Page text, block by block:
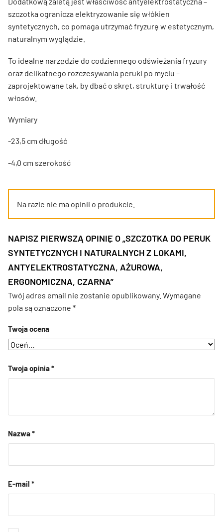
szczotka ogranicza elektryzowanie się włókien
syntetycznych, co pomaga utrzymać fryzurę w estetycznym,
naturalnym wyglądzie.
To idealne narzędzie do codziennego odświeżania fryzury
oraz delikatnego rozczesywania peruki po myciu –
zaprojektowane tak, by dbać o skręt, strukturę i trwałość
włosów.
Wymiary
-23,5 cm długość
-4,0 cm szerokość
Na razie nie ma opinii o produkcie.
NAPISZ PIERWSZĄ OPINIĘ O „SZCZOTKA DO PERUK
SYNTETYCZNYCH I NATURALNYCH Z LOKAMI,
ANTYELEKTROSTATYCZNA, AŻUROWA,
ERGONOMICZNA, CZARNA”
Twój adres email nie zostanie opublikowany. Wymagane
pola są oznaczone *
Twoja ocena
Twoja opinia*
Nazwa*
E-mail *